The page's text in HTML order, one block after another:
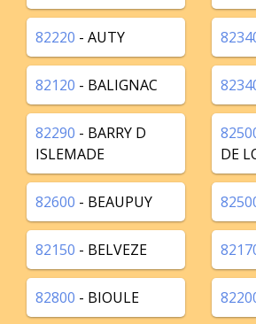
82220 - AUTY
82120 - BALIGNAC
82290 - BARRY D
ISLEMADE
DE
82600 - BEAUPUY
82150 - BELVEZE
82800 - BIOULE